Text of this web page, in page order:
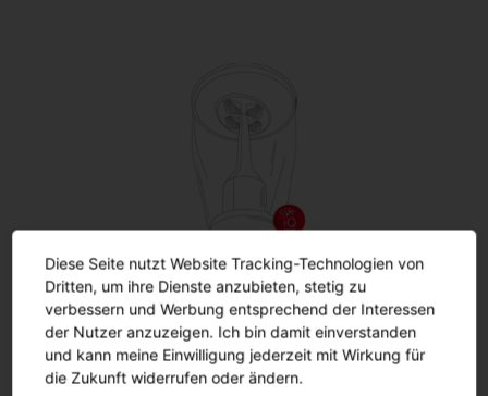
SITECO iQ
Das volle Potenzial ...
... Ihrer Beleuchtungslösung entfalten Sie mit unserer
Diese Seite nutzt Website Tracking-Technologien von
Dritten, um ihre Dienste anzubieten, stetig zu
verbessern und Werbung entsprechend der Interessen
der Nutzer anzuzeigen. Ich bin damit einverstanden
und kann meine Einwilligung jederzeit mit Wirkung für
die Zukunft widerrufen oder ändern.